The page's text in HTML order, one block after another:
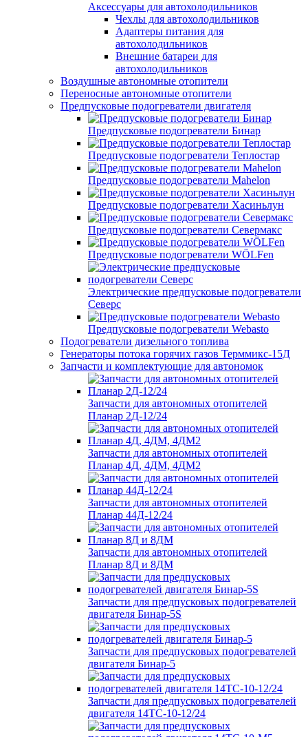
Аксессуары для автохолодильников
Чехлы для автохолодильников
Адаптеры питания для
автохолодильников
Внешние батареи для
автохолодильников
Воздушные автономные отопители
Переносные автономные отопители
Предпусковые подогреватели двигателя
Предпусковые подогреватели Бинар
Предпусковые подогреватели Теплостар
Предпусковые подогреватели Mahelon
Предпусковые подогреватели Хасиньлун
Предпусковые подогреватели Севермакс
Предпусковые подогреватели WÖLFen
Электрические предпусковые подогреватели
Северс
Предпусковые подогреватели Webasto
Подогреватели дизельного топлива
Генераторы потока горячих газов Терммикс-15Д
Запчасти и комплектующие для автономок
Запчасти для автономных отопителей
Планар 2Д-12/24
Запчасти для автономных отопителей
Планар 4Д, 4ДМ, 4ДМ2
Запчасти для автономных отопителей
Планар 44Д-12/24
Запчасти для автономных отопителей
Планар 8Д и 8ДМ
Запчасти для предпусковых подогревателей
двигателя Бинар-5S
Запчасти для предпусковых подогревателей
двигателя Бинар-5
Запчасти для предпусковых подогревателей
двигателя 14ТС-10-12/24